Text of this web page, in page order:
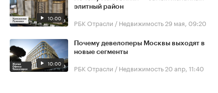
10:00
элитный район
РБК Отрасли / Недвижимость 29 мая, 09:20
10:00
Почему девелоперы Москвы выходят в
новые сегменты
РБК Отрасли / Недвижимость 20 апр, 11:40